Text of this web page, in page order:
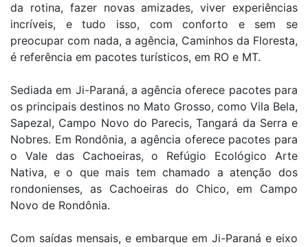
da rotina, fazer novas amizades, viver experiências
incríveis, e tudo isso, com conforto e sem se
preocupar com nada, a agência, Caminhos da Floresta,
é referência em pacotes turísticos, em RO e MT.
Sediada em Ji-Paraná, a agência oferece pacotes para
os principais destinos no Mato Grosso, como Vila Bela,
Sapezal, Campo Novo do Parecis, Tangará da Serra e
Nobres. Em Rondônia, a agência oferece pacotes para
o Vale das Cachoeiras, o Refúgio Ecológico Arte
Nativa, e o que mais tem chamado a atenção dos
rondonienses, as Cachoeiras do Chico, em Campo
Novo de Rondônia.
Com saídas mensais, e embarque em Ji-Paraná e eixo